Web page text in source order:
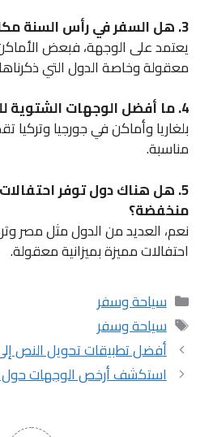
3. هل السفر في رأس السنة مكلف؟
يعتمد على الوجهة، فبعض
معقولة وخاصة الدول التي
4. ما أفضل الوجهات الشتوية للتزلج؟
بلغاريا وأماكن في جورجيا وتركيا
مناسبة.
5. هل هناك دول توفر
منخفضة؟
نعم، العديد من الدول مثل مصر
احتفالات مميزة بميزانية معقولة.
التصنيفات
سياحة وسفر
الوسوم
سياحة وسفر
أفضل تطبيقات تحويل النص
استكشف أرخص الوجهات حول